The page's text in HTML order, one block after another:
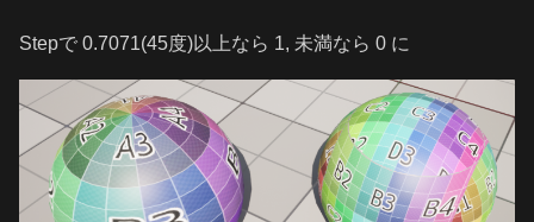
Stepで 0.7071(45度)以上なら 1, 未満なら 0 に